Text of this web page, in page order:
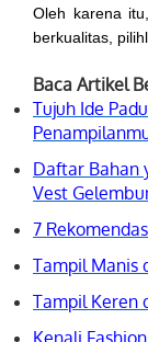
Oleh karena
berkualitas,
Baca Artikel
Tujuh Ide
Daftar Bahan
Vest
7
Tampil Manis
Tampil Keren